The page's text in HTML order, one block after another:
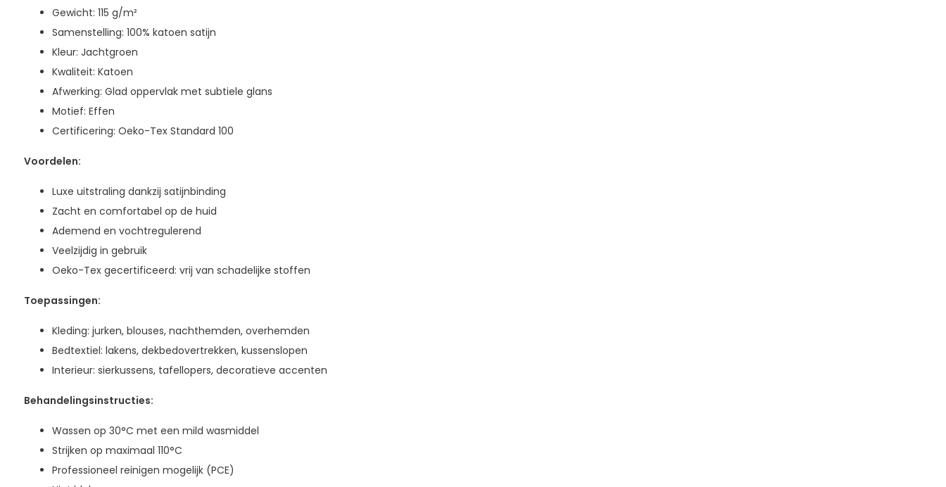
Gewicht: 115 g/m²
Samenstelling: 100% katoen satijn
Kleur: Jachtgroen
Kwaliteit: Katoen
Afwerking: Glad oppervlak met subtiele glans
Motief: Effen
Certificering: Oeko-Tex Standard 100
Voordelen:
Luxe uitstraling dankzij satijnbinding
Zacht en comfortabel op de huid
Ademend en vochtregulerend
Veelzijdig in gebruik
Oeko-Tex gecertificeerd: vrij van schadelijke stoffen
Toepassingen:
Kleding: jurken, blouses, nachthemden, overhemden
Bedtextiel: lakens, dekbedovertrekken, kussenslopen
Interieur: sierkussens, tafellopers, decoratieve accenten
Behandelingsinstructies:
Wassen op 30°C met een mild wasmiddel
Strijken op maximaal 110°C
Professioneel reinigen mogelijk (PCE)